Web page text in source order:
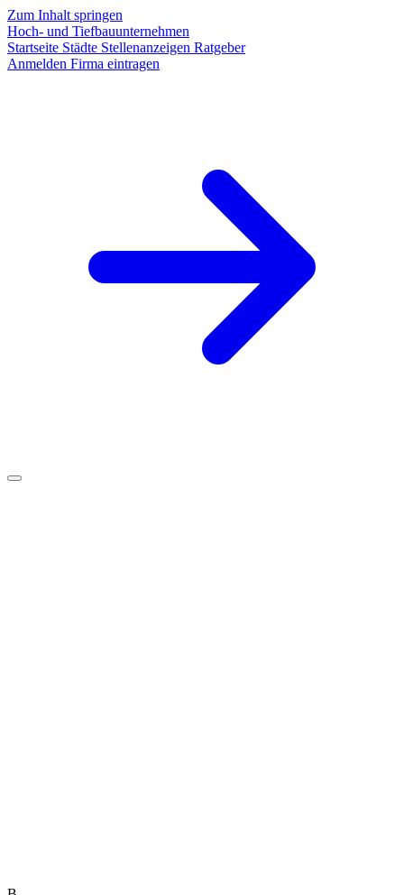
Zum Inhalt springen
Hoch- und Tiefbauunternehmen
Startseite Städte Stellenanzeigen Ratgeber
Anmelden Firma eintragen